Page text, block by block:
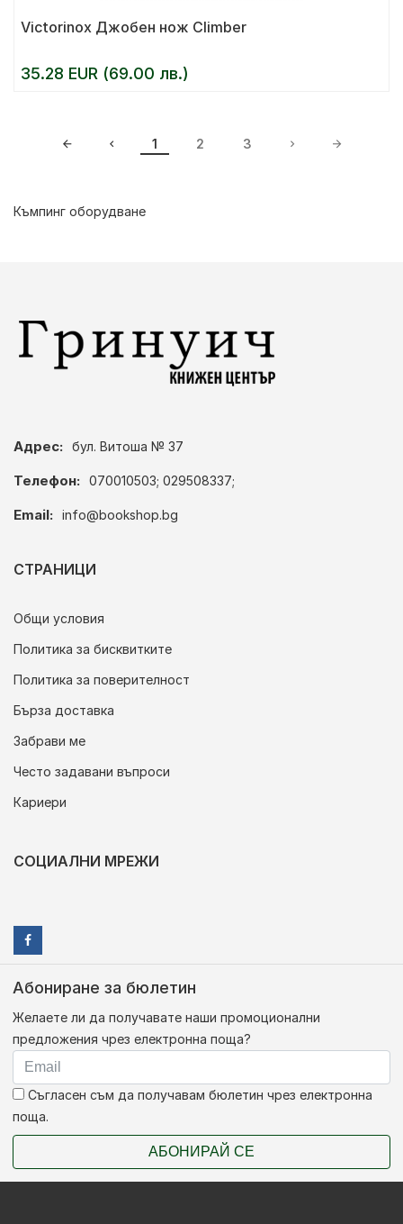
Victorinox Джобен нож Climber
35.28 EUR (69.00 лв.)
1 2 3
Къмпинг оборудване
Адрес: бул. Витоша № 37
Телефон: 070010503; 029508337;
Email: info@bookshop.bg
СТРАНИЦИ
Общи условия
Политика за бисквитките
Политика за поверителност
Бърза доставка
Забрави ме
Често задавани въпроси
Кариери
СОЦИАЛНИ МРЕЖИ
Абониране за бюлетин
Желаете ли да получавате наши промоционални
предложения чрез електронна поща?
Съгласен съм да получавам бюлетин чрез електронна
поща.
АБОНИРАЙ СЕ